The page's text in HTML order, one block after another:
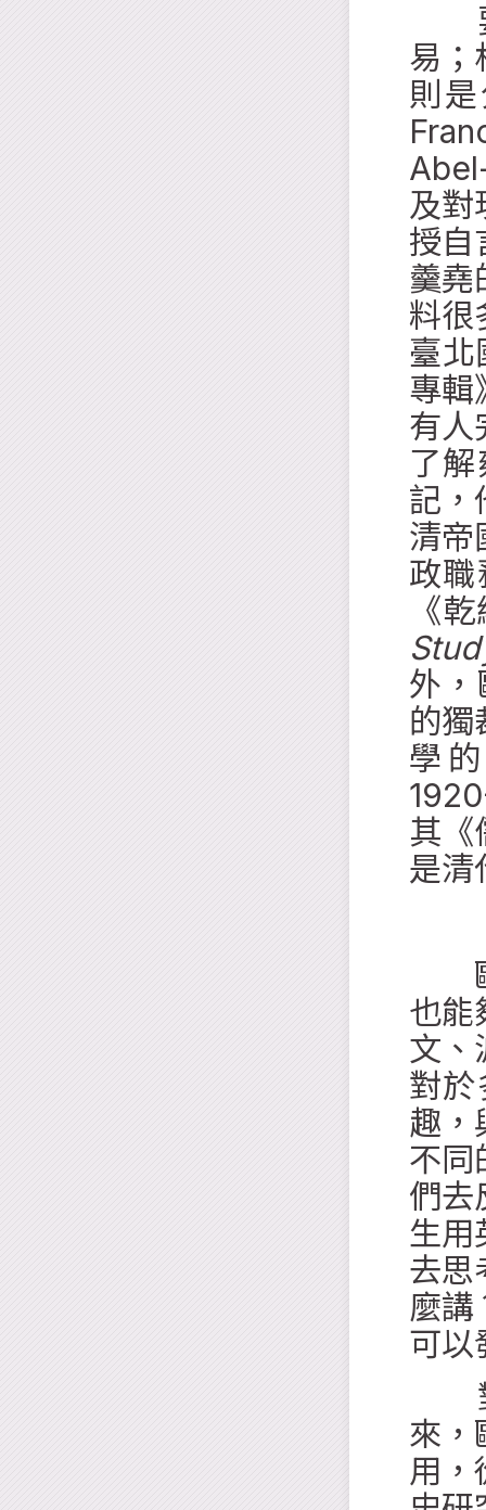
要
易；
則
及對
授自
羹堯
料很
臺北
專輯
有人
了
記，
清帝
政
《
外
的獨
學
其《
是清
歐
也能
文、
對
趣，
不同
們去
生用
去思
麼講
可以
對
來，
用，